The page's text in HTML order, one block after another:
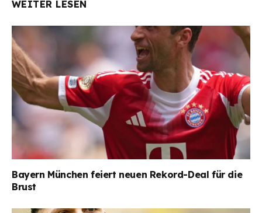
WEITER LESEN
Bayern München feiert neuen Rekord-Deal für die
Brust